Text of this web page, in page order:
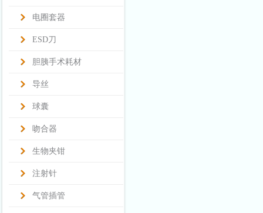
电圈套器
ESD刀
胆胰手术耗材
导丝
球囊
吻合器
生物夹钳
注射针
气管插管